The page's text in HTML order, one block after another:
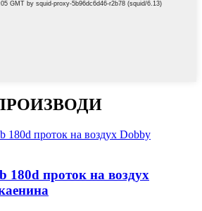
180d проток на воздух